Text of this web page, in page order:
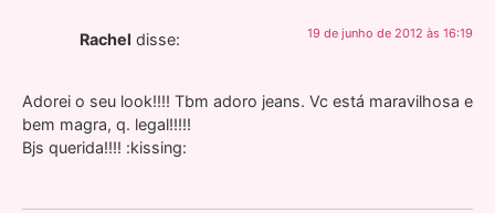
Rachel disse: 19 de junho de 2012 às 16:19
Adorei o seu look!!!! Tbm adoro jeans. Vc está maravilhosa e
bem magra, q. legal!!!!!
Bjs querida!!!! :kissing: